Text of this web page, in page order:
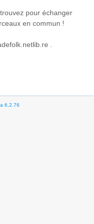
pour échanger
en commun !
.
6.2.76